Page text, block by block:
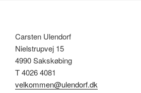
Carsten Ulendorf
Nielstrupvej 15
4990 Sakskøbing
T 4026 4081
velkommen@ulendorf.dk